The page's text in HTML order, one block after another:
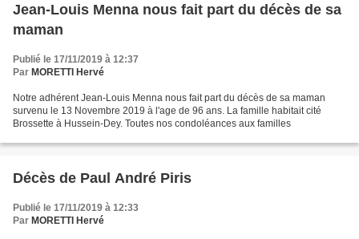
Jean-Louis Menna nous fait part du décès de sa
maman
Publié le 17/11/2019 à 12:37
Par MORETTI Hervé
Notre adhérent Jean-Louis Menna nous fait part du décès de sa maman
survenu le 13 Novembre 2019 à l'age de 96 ans. La famille habitait cité
Brossette à Hussein-Dey. Toutes nos condoléances aux familles
Décès de Paul André Piris
Publié le 17/11/2019 à 12:33
Par MORETTI Hervé